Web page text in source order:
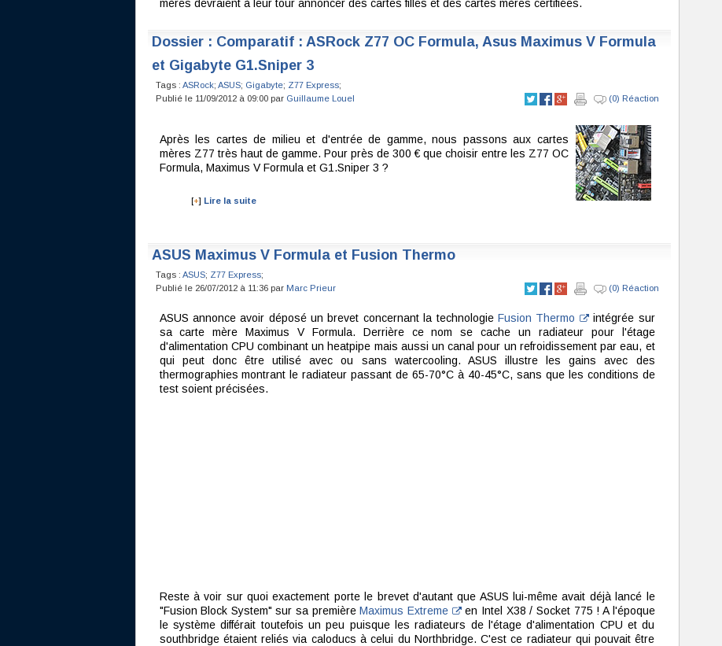
mères devraient à leur tour annoncer des cartes filles et des cartes mères certifiées.
Dossier : Comparatif : ASRock Z77 OC Formula, Asus Maximus V Formula
et Gigabyte G1.Sniper 3
Tags : ASRock; ASUS; Gigabyte; Z77 Express;
Publié le 11/09/2012 à 09:00 par Guillaume Louel (0) Réaction
Après les cartes de milieu et d'entrée de gamme, nous passons aux cartes
mères Z77 très haut de gamme. Pour près de 300 € que choisir entre les Z77 OC
Formula, Maximus V Formula et G1.Sniper 3 ?
[+] Lire la suite
ASUS Maximus V Formula et Fusion Thermo
Tags : ASUS; Z77 Express;
Publié le 26/07/2012 à 11:36 par Marc Prieur (0) Réaction
ASUS annonce avoir déposé un brevet concernant la technologie Fusion Thermo
intégrée sur
sa carte mère Maximus V Formula. Derrière ce nom se cache un radiateur pour l'étage
d'alimentation CPU combinant un heatpipe mais aussi un canal pour un refroidissement par eau, et
qui peut donc être utilisé avec ou sans watercooling. ASUS illustre les gains avec des
thermographies montrant le radiateur passant de 65-70°C à 40-45°C, sans que les conditions de
test soient précisées.
Reste à voir sur quoi exactement porte le brevet d'autant que ASUS lui-même avait déjà lancé le
"Fusion Block System" sur sa premièreMaximus Extreme
en Intel X38 / Socket 775 ! A l'époque
le système différait toutefois un peu puisque les radiateurs de l'étage d'alimentation CPU et du
southbridge étaient reliés via caloducs à celui du Northbridge. C'est ce radiateur qui pouvait être